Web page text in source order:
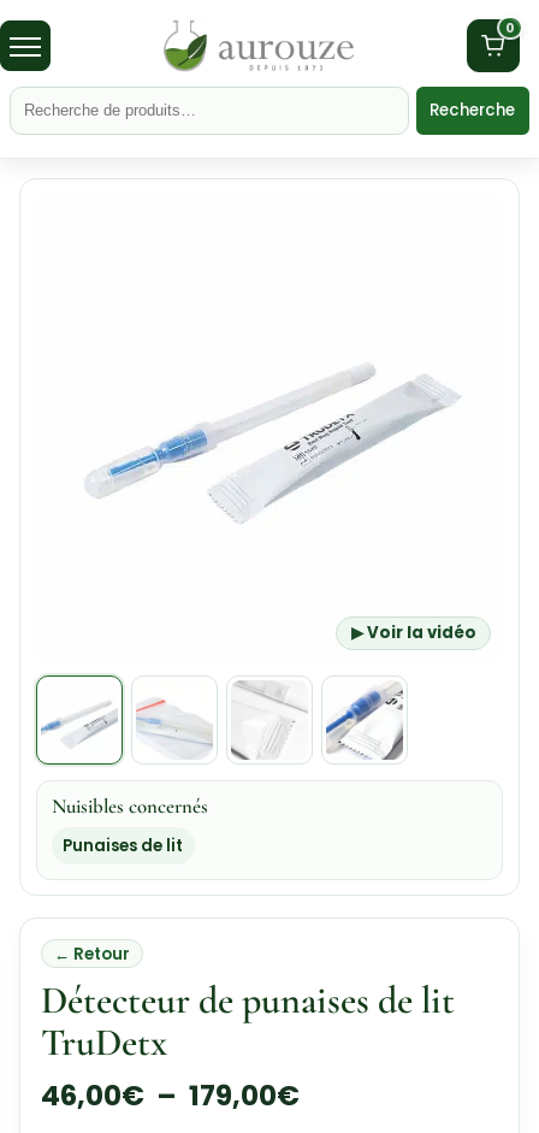
0
Recherche
▶ Voir la vidéo
Nuisibles concernés
Punaises de lit
← Retour
Détecteur de punaises de lit
TruDetx
46,00€ – 179,00€